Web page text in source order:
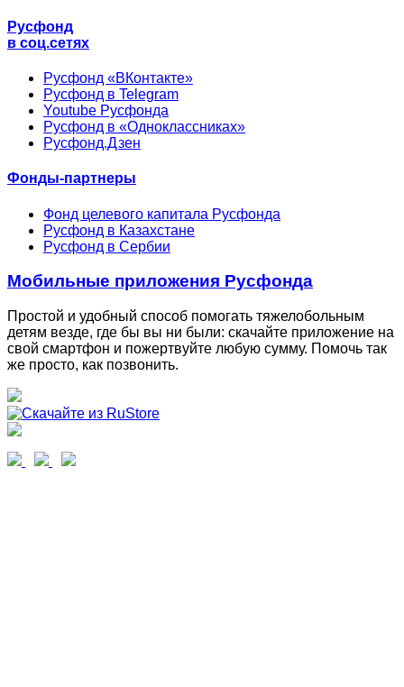
Русфонд
в соц.сетях
Русфонд «ВКонтакте»
Русфонд в Telegram
Youtube Русфонда
Русфонд в «Одноклассниках»
Русфонд.Дзен
Фонды-партнеры
Фонд целевого капитала Русфонда
Русфонд в Казахстане
Русфонд в Сербии
Мобильные приложения Русфонда
Простой и удобный способ помогать тяжелобольным
детям везде, где бы вы ни были: скачайте приложение на
свой смартфон и пожертвуйте любую сумму. Помочь так
же просто, как позвонить.